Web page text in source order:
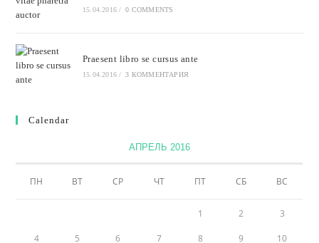
15.04.2016 / 0 COMMENTS
Praesent libro se cursus ante
15.04.2016 / 3 КОММЕНТАРИЯ
Calendar
АПРЕЛЬ 2016
ПН ВТ СР ЧТ ПТ СБ ВС
1 2 3
4 5 6 7 8 9 10